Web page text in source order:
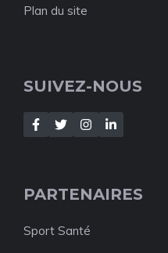
Plan du site
SUIVEZ-NOUS
PARTENAIRES
Sport Santé